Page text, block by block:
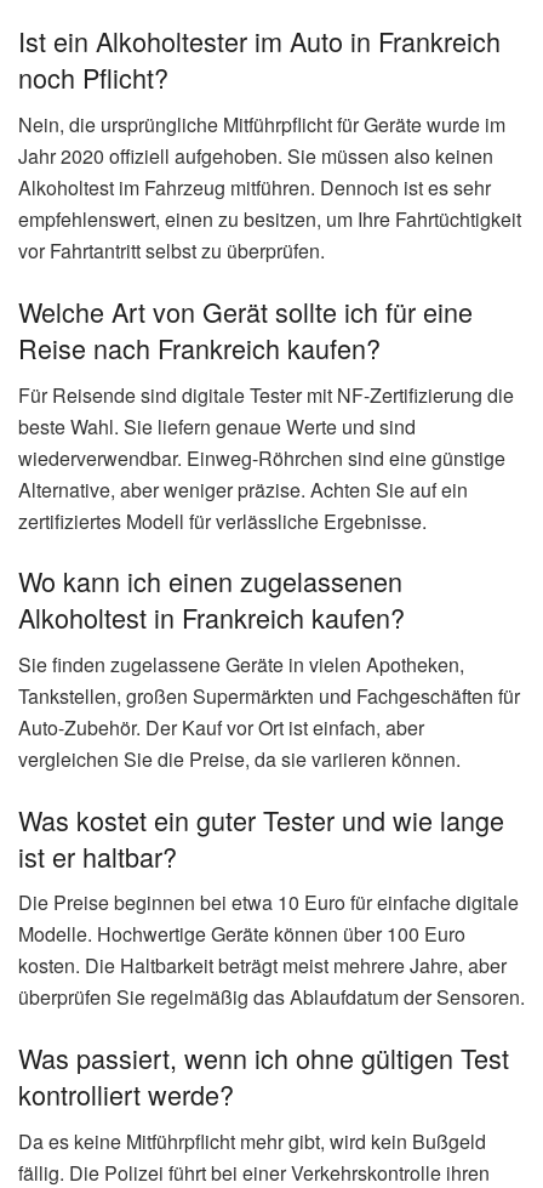
Ist ein Alkoholtester im Auto in Frankreich
noch Pflicht?
Nein, die ursprüngliche Mitführpflicht für Geräte wurde im
Jahr 2020 offiziell aufgehoben. Sie müssen also keinen
Alkoholtest im Fahrzeug mitführen. Dennoch ist es sehr
empfehlenswert, einen zu besitzen, um Ihre Fahrtüchtigkeit
vor Fahrtantritt selbst zu überprüfen.
Welche Art von Gerät sollte ich für eine
Reise nach Frankreich kaufen?
Für Reisende sind digitale Tester mit NF-Zertifizierung die
beste Wahl. Sie liefern genaue Werte und sind
wiederverwendbar. Einweg-Röhrchen sind eine günstige
Alternative, aber weniger präzise. Achten Sie auf ein
zertifiziertes Modell für verlässliche Ergebnisse.
Wo kann ich einen zugelassenen
Alkoholtest in Frankreich kaufen?
Sie finden zugelassene Geräte in vielen Apotheken,
Tankstellen, großen Supermärkten und Fachgeschäften für
Auto-Zubehör. Der Kauf vor Ort ist einfach, aber
vergleichen Sie die Preise, da sie variieren können.
Was kostet ein guter Tester und wie lange
ist er haltbar?
Die Preise beginnen bei etwa 10 Euro für einfache digitale
Modelle. Hochwertige Geräte können über 100 Euro
kosten. Die Haltbarkeit beträgt meist mehrere Jahre, aber
überprüfen Sie regelmäßig das Ablaufdatum der Sensoren.
Was passiert, wenn ich ohne gültigen Test
kontrolliert werde?
Da es keine Mitführpflicht mehr gibt, wird kein Bußgeld
fällig. Die Polizei führt bei einer Verkehrskontrolle ihren